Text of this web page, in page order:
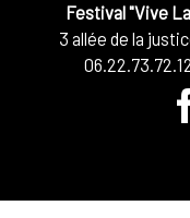
Festival "Vive
3 allée de la
06.22.73.72.12